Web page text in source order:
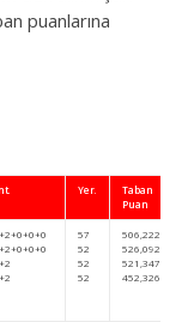
puanlarına
Yer.
Taban
Puan
57
52
52
52
506,22268
526,09257
521,34753
452,32628